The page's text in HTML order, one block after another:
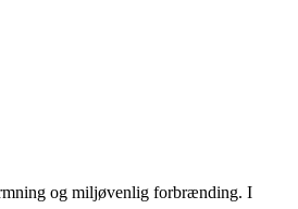
og miljøvenlig forbrænding. I